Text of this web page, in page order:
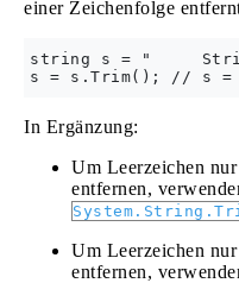
einer Zeichenfolge
string s = "
In Ergänzung:
Um Leerzeichen
entfernen,
Um Leerzeichen
entfernen,